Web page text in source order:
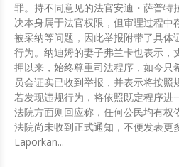
罪。持不同意见的法官安迪・萨普特拉则未被
决本身属于法官权限，但审理过程中
被采纳等问题，因此举报附带了具体
行为。纳迪姆的妻子弗兰卡也表示
押以来，始终尊重司法程序，如今只希望
员会证实已收到举报，并表示将按照
若发现违规行为，将依照既定程序进一步处理。 雅
法院方面则回应称，任何公民均有权
法院尚未收到正式通知，不便发表更多评论。
Laporkan...